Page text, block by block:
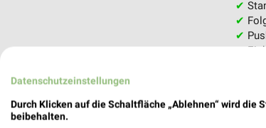
✔
✔
✔
✔
Datenschutzeinstellungen
Durch Klicken auf die Schaltfläche „Ablehnen“ wird
beibehalten.